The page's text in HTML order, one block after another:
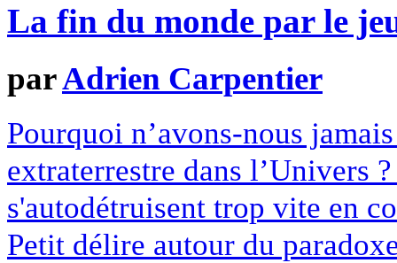
La fin du monde par le
parAdrien Carpentier
Pourquoi n’avons-nous
extraterrestre dans l’Univers
s'autodétruisent trop vite en
Petit délire autour du